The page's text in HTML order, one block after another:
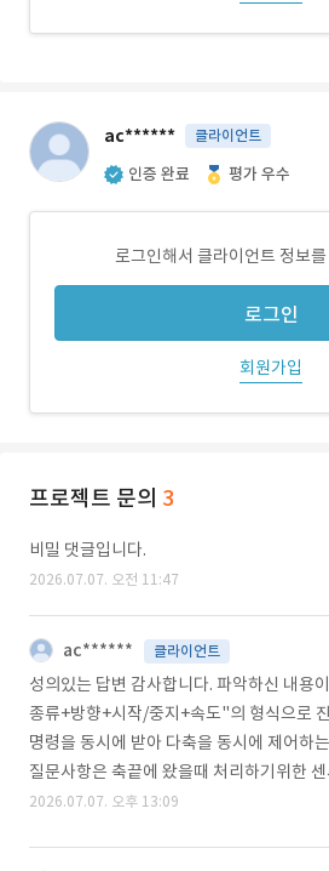
ac****** 클라이언트
인증 완료 평가 우수
로그인해서 클라이언트 정보
로그인
회원가입
프로젝트 문의 3
비밀 댓글입니다.
2026.07.07. 오전 11:47
ac****** 클라이언트
성의있는 답변 감사합니다. 파악하신 내용
종류+방향+시작/중지+속도"의 형식으로
명령을 동시에 받아 다축을 동시에 제어하
질문사항은 축끝에 왔을때 처리하기위한
2026.07.07. 오후 13:09